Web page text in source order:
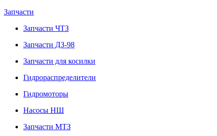
Запчасти
Запчасти ЧТЗ
Запчасти ДЗ-98
Запчасти для косилки
Гидрораспределители
Гидромоторы
Насосы НШ
Запчасти МТЗ